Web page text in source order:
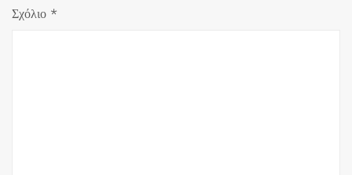
Σχόλιο *